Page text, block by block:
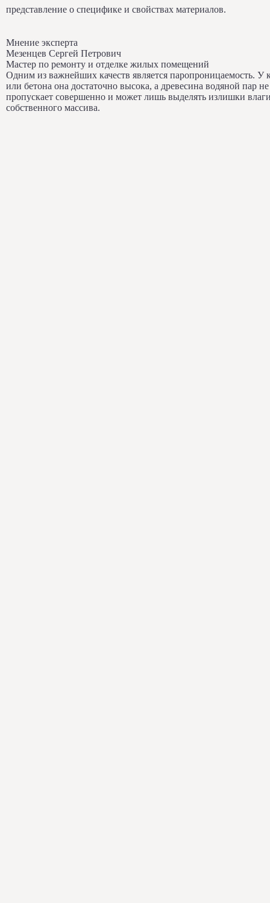
представление о специфике и свойствах материалов.
Мнение эксперта
Мезенцев Сергей Петрович
Мастер по ремонту и отделке жилых помещений
Одним из важнейших качеств является паропроницаемость. У
или бетона она достаточно высока, а древесина водяной пар не
пропускает совершенно и может лишь выделять излишки
собственного массива.